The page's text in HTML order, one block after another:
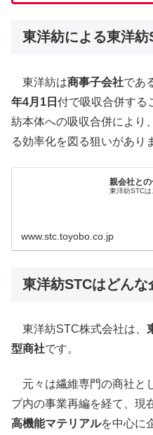
東洋紡による東洋
東洋紡は商事子会社であ
年4月1日 付で吸収合併する
紡本体への吸収合併により
る効率化を図る狙いがあり
親会社と
東洋紡STCは
www.stc.toyobo.co.jp
東洋紡STCはどんな
東洋紡STC株式会社は、
型商社です。
元々は繊維専門の商社と
プ内の事業再編を経て、現
高機能マテリアルを中心に